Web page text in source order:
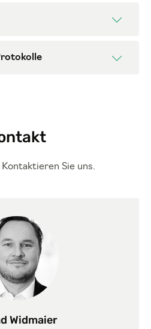
Kontaktieren Sie uns.
Widmaier